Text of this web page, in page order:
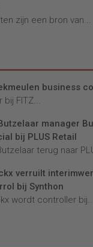
zijn een bron van...
business
bij FITZ...
manager
bij PLUS Retail
terug naar
verruilt
bij Synthon
wordt controller bij...